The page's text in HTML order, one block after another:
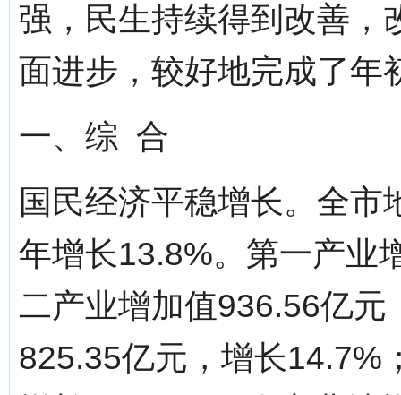
强，民生持续得到改善，
面进步，较好地完成了年
一、综 合
国民经济平稳增长。全
年增长13.8%。第一产业
二产业增加值936.56亿
825.35亿元，增长14.7%